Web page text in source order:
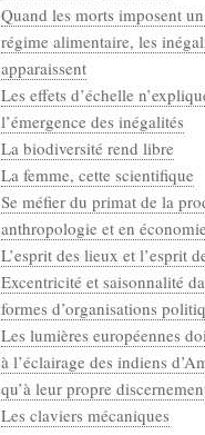
Quand les morts imposent
régime alimentaire, les
apparaissent
Les effets d’échelle
l’émergence des inégalités
La biodiversité rend libre
La femme, cette scientifique
Se méfier du primat de la
anthropologie et en économie
L’esprit des lieux et l’esprit
Excentricité et saisonnalité
formes d’organisations
Les lumières européennes
à l’éclairage des indiens
qu’à leur propre
Les claviers mécaniques
Categories
Défaut